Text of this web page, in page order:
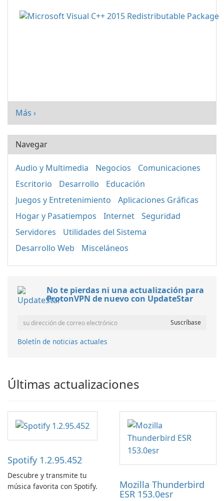
Más ›
Navegar
Audio y Multimedia Negocios
Comunicaciones
Escritorio
Desarrollo
Educación
Juegos y Entretenimiento
Aplicaciones Gráficas
Hogar y Pasatiempos
Internet
Seguridad
Servidores
Utilidades del Sistema
Desarrollo Web
Misceláneos
No te pierdas ni una actualización para
ProtonVPN de nuevo con UpdateStar
Boletín de noticias actuales
Últimas actualizaciones
Spotify 1.2.95.452
Descubre y transmite tu
música favorita con Spotify.
Mozilla Thunderbird
ESR 153.0esr